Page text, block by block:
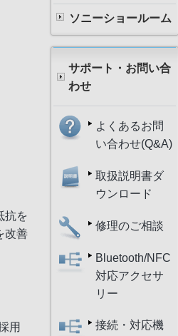
抗を
改善
用
ソニーショールーム
サポート・お問い合
わせ
よくあるお問
い合わせ(Q&A)
取扱説明書ダ
ウンロード
修理のご相談
Bluetooth/NFC
対応アクセサ
リー
接続・対応機